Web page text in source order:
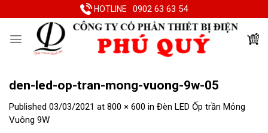
to
HOTLINE 0902 63 63 54
den-led-op-tran-mong-vuong-9w-05
Published 03/03/2021 at 800 × 600 in Đèn LED Ốp trần Mỏng
Vuông 9W